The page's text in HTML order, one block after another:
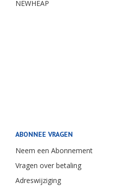
NEWHEAP
ABONNEE VRAGEN
Neem een Abonnement
Vragen over betaling
Adreswijziging